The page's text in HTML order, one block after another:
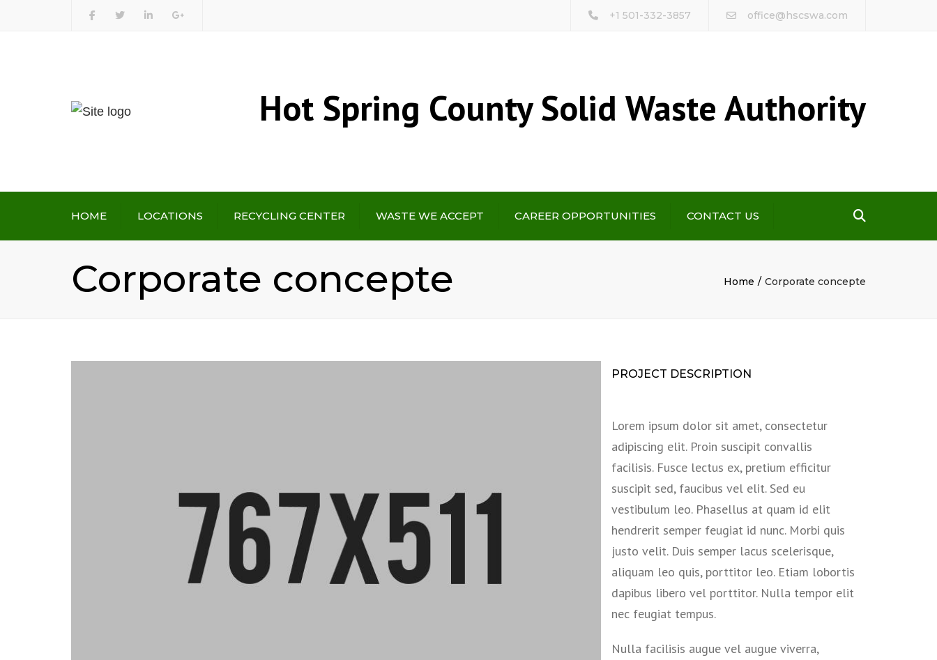
+1 501-332-3857 office@hscswa.com
Hot Spring County Solid Waste Authority
HOME LOCATIONS RECYCLING CENTER WASTE WE ACCEPT CAREER OPPORTUNITIES CONTACT US
Corporate concepte Home Corporate concepte
PROJECT DESCRIPTION
Lorem ipsum dolor sit amet, consectetur
adipiscing elit. Proin suscipit convallis
facilisis. Fusce lectus ex, pretium efficitur
suscipit sed, faucibus vel elit. Sed eu
vestibulum leo. Phasellus at quam id elit
hendrerit semper feugiat id nunc. Morbi quis
justo velit. Duis semper lacus scelerisque,
aliquam leo quis, porttitor leo. Etiam lobortis
dapibus libero vel porttitor. Nulla tempor elit
nec feugiat tempus.
Nulla facilisis augue vel augue viverra,